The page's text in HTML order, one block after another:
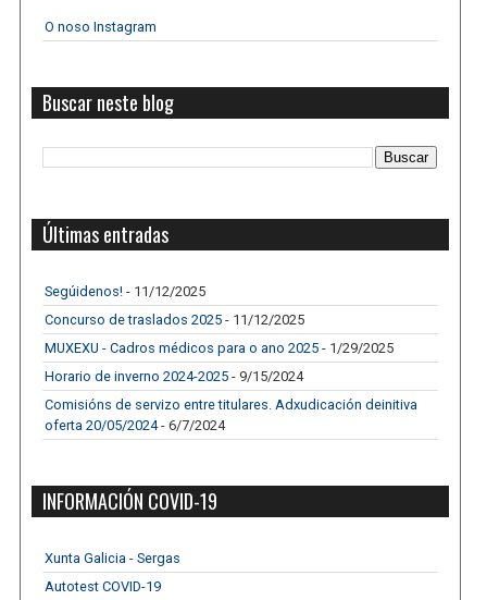
O noso Instagram
Buscar neste blog
Últimas entradas
Segúidenos! - 11/12/2025
Concurso de traslados 2025 - 11/12/2025
MUXEXU - Cadros médicos para o ano 2025 - 1/29/2025
Horario de inverno 2024-2025 - 9/15/2024
Comisións de servizo entre titulares. Adxudicación deinitiva
oferta 20/05/2024- 6/7/2024
INFORMACIÓN COVID-19
Xunta Galicia - Sergas
Autotest COVID-19